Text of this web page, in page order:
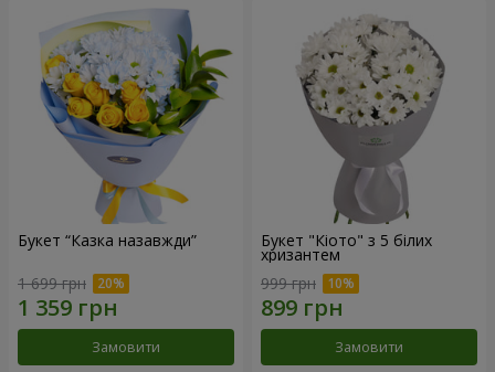
Букет “Казка назавжди”
1 699 грн
Замовити
Букет "Кіото" з 5 білих
хризантем
999 грн
Замовити